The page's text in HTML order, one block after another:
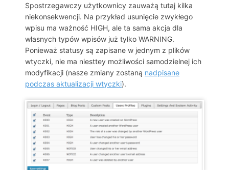
Spostrzegawczy użytkownicy zauważą tutaj kilka
niekonsekwencji. Na przykład usunięcie zwykłego
wpisu ma ważność HIGH, ale ta sama akcja dla
własnych typów wpisów już tylko WARNING.
Ponieważ statusy są zapisane w jednym z plików
wtyczki, nie ma niesttey możliwości samodzielnej ich
modyfikacji (nasze zmiany zostaną nadpisane
podczas aktualizacji wtyczki).